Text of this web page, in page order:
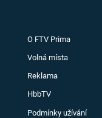
O FTV Prima
Volná místa
Reklama
HbbTV
Podmínky užívání